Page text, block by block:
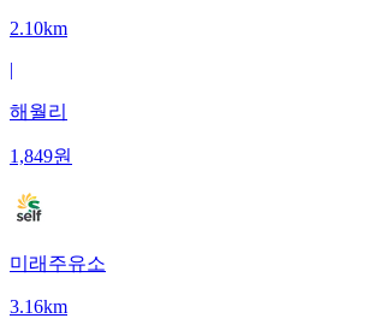
2.10km
|
해월리
1,849원
미래주유소
3.16km